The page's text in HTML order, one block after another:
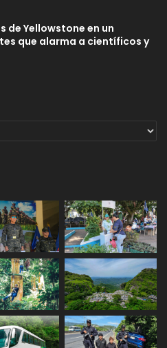
de Yellowstone en un
que alarma a científicos y